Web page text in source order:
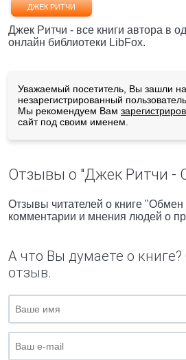
ДЖЕК РИТЧИ
Джек Ритчи - все книги автора в
онлайн библиотеки LibFox.
Уважаемый посетитель, Вы зашли на
незарегистрированный пользователь.
Мы рекомендуем Вам
сайт под своим именем.
Отзывы о "Джек Ритчи -
Отзывы читателей о книге "Обмен
комментарии и мнения людей о
А что Вы думаете о
отзыв.